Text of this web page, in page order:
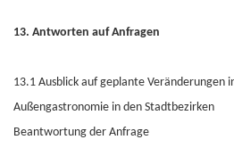
13. Antworten auf Anfragen
13.1 Ausblick auf geplante Veränderungen
Außengastronomie in den Stadtbezirken
Beantwortung der Anfrage